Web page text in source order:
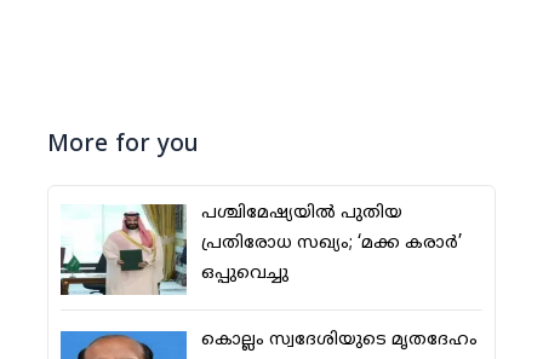
More for you
പശ്ചിമേഷ്യയില്‍ പുതിയ
പ്രതിരോധ സഖ്യം; ‘മക്ക കരാര്‍’
ഒപ്പുവെച്ചു
കൊല്ലം സ്വദേശിയുടെ മൃതദേഹം